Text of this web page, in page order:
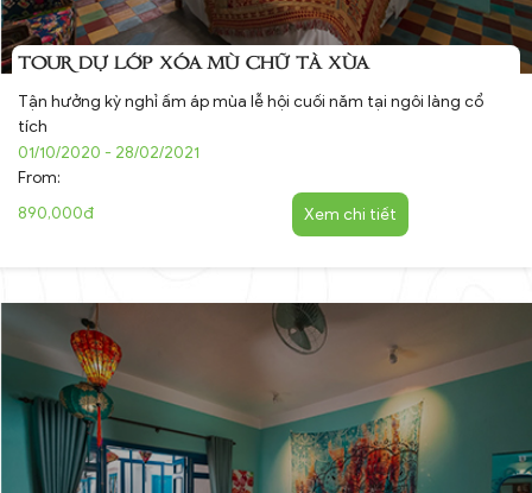
TOUR DỰ LỚP XÓA MÙ CHỮ TÀ XÙA
Tận hưởng kỳ nghỉ ấm áp mùa lễ hội cuối năm tại ngôi làng cổ
tích
01/10/2020 - 28/02/2021
From:
890,000đ
Xem chi tiết